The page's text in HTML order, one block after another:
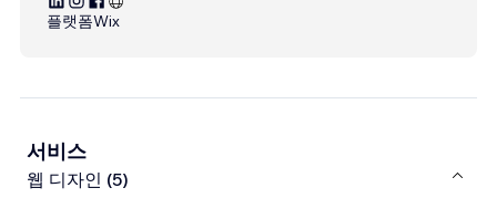
플랫폼Wix
서비스
웹 디자인 (5)